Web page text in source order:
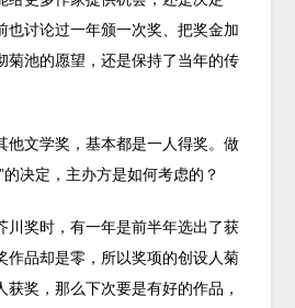
也讨论过一年颁一次奖、把奖金加
菊池的愿望，还是保持了当年的传
他文学奖，基本都是一人得奖。做
的决定，主办方是如何考虑的？
川奖时，有一年是前半年选出了获
作品却是零，所以奖项的创设人菊
获奖，那么下次要是有好的作品，